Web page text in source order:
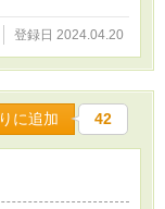
登録日 2024.04.20
に追加 42